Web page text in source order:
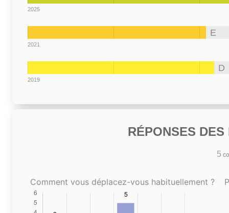
2025
E
2021
D
2019
RÉPONSES
5
Comment vous déplacez-vous habituellement ?